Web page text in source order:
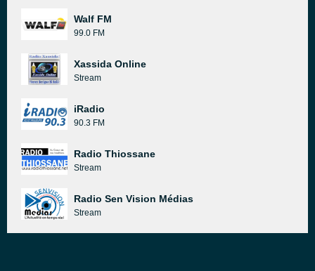
Walf FM
99.0 FM
Xassida Online
Stream
iRadio
90.3 FM
Radio Thiossane
Stream
Radio Sen Vision Médias
Stream